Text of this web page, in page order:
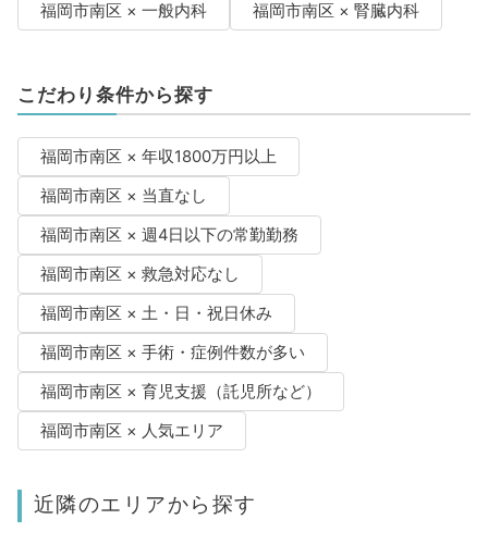
福岡市南区 × 一般内科 福岡市南区 × 腎臓内科
こだわり条件から探す
福岡市南区 × 年収1800万円以上
福岡市南区 × 当直なし
福岡市南区 × 週4日以下の常勤勤務
福岡市南区 × 救急対応なし
福岡市南区 × 土・日・祝日休み
福岡市南区 × 手術・症例件数が多い
福岡市南区 × 育児支援（託児所など）
福岡市南区 × 人気エリア
近隣のエリアから探す